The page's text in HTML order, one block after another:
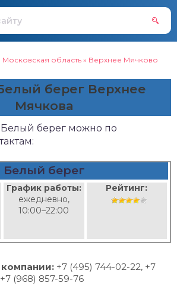
Московская область » Верхнее Мячково
берег Верхнее
Мячкова
Белый берег можно по
Белый берег
График работы:
ежедневно,
10:00–22:00
Рейтинг:
+7 (495) 744-02-22, +7
(968) 857-59-76